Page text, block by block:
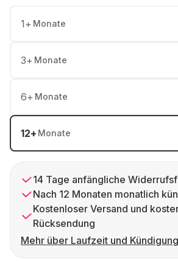
1+ Monate
3+ Monate
6+ Monate
12+ Monate
14 Tage anfängliche
Nach 12 Monaten monatlich
Kostenloser Versand und
Rücksendung
Mehr über Laufzeit und